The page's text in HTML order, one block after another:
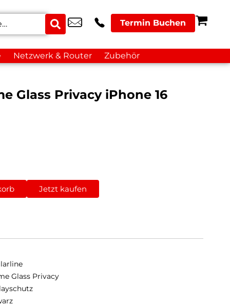
Termin Buchen
Netzwerk & Router Zubehör
Glass Privacy iPhone 16
Jetzt kaufen
Glass Privacy